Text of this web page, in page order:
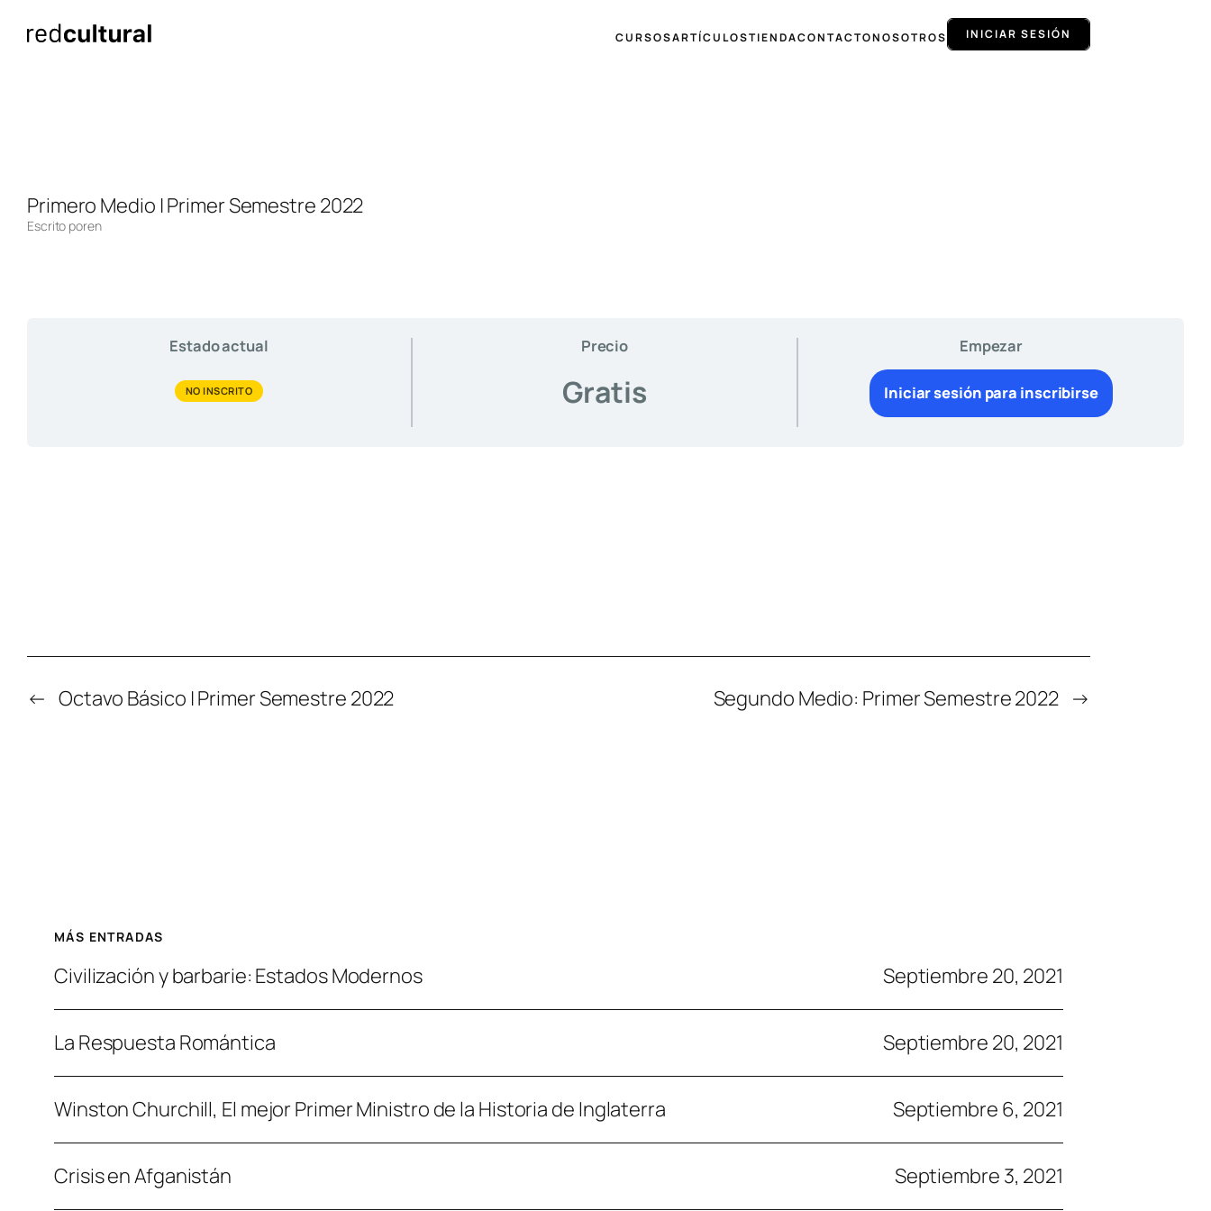
CURSOSARTÍCULOSTIENDACONTACTONOSOTROS INICIAR SESIÓN
Primero Medio | Primer Semestre 2022
Escrito poren
Estado actual
NO INSCRITO
Precio
Gratis
Empezar
Iniciar sesión para inscribirse
← Octavo Básico | Primer Semestre 2022 Segundo Medio: Primer Semestre 2022 →
MÁS ENTRADAS
Civilización y barbarie: Estados Modernos Septiembre 20, 2021
La Respuesta Romántica Septiembre 20, 2021
Winston Churchill, El mejor Primer Ministro de la Historia de Inglaterra Septiembre 6, 2021
Crisis en Afganistán Septiembre 3, 2021